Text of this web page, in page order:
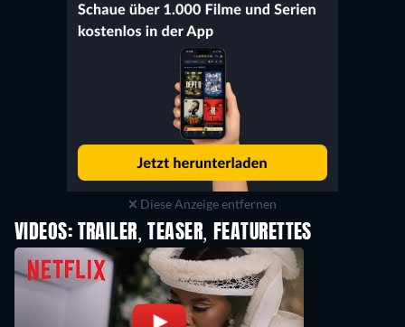
Diese Anzeige entfernen
VIDEOS: TRAILER, TEASER, FEATURETTES